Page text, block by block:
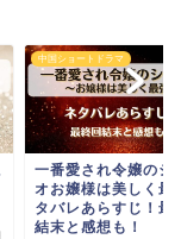
中国ショートドラマ
御曹司と田舎娘の運
一夜 どこで見れる
全話視聴とYouTube
2025年8